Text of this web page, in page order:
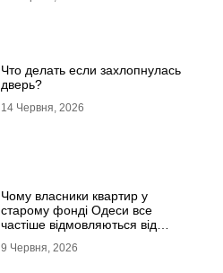
Что делать если захлопнулась
дверь?
14 Червня, 2026
Чому власники квартир у
старому фонді Одеси все
частіше відмовляються від
9 Червня, 2026